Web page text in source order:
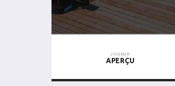
JOUEUR
APERÇU